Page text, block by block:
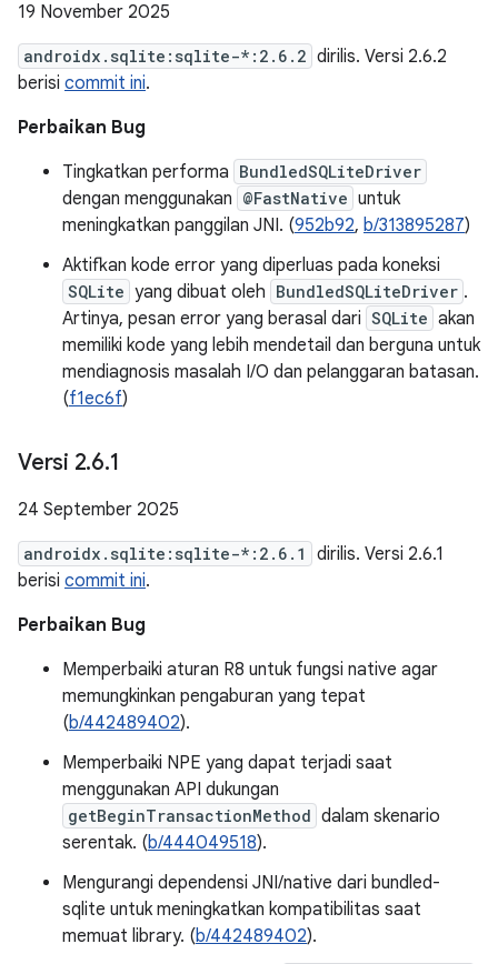
19 November 2025
androidx.sqlite:sqlite-*:2.6.2 dirilis. Versi 2.6.2
berisi commit ini.
Perbaikan Bug
Tingkatkan performa BundledSQLiteDriver
dengan menggunakan @FastNative untuk
meningkatkan panggilan JNI. (952b92, b/313895287)
Aktifkan kode error yang diperluas pada koneksi
SQLite yang dibuat oleh BundledSQLiteDriver .
Artinya, pesan error yang berasal dari SQLite akan
memiliki kode yang lebih mendetail dan berguna untuk
mendiagnosis masalah I/O dan pelanggaran batasan.
(f1ec6f)
Versi 2.6.1
24 September 2025
androidx.sqlite:sqlite-*:2.6.1
dirilis. Versi 2.6.1
berisi commit ini.
Perbaikan Bug
Memperbaiki aturan R8 untuk fungsi native agar
memungkinkan pengaburan yang tepat
(b/442489402).
Memperbaiki NPE yang dapat terjadi saat
menggunakan API dukungan
getBeginTransactionMethod dalam skenario
serentak. (b/444049518).
Mengurangi dependensi JNI/native dari bundled-
sqlite untuk meningkatkan kompatibilitas saat
memuat library. (b/442489402).